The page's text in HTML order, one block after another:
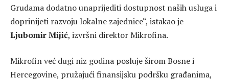
Grudama dodatno unaprijediti dostupnost naših usluga i
doprinijeti razvoju lokalne zajednice“, istakao je
Ljubomir Mijić, izvršni direktor Mikrofina.
Mikrofin već dugi niz godina posluje širom Bosne i
Hercegovine, pružajući finansijsku podršku građanima,